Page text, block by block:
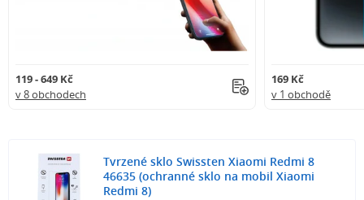
119 - 649 Kč
v 8 obchodech
169 Kč
v 1 obchodě
Tvrzené sklo Swissten Xiaomi Redmi 8
46635 (ochranné sklo na mobil Xiaomi
Redmi 8)